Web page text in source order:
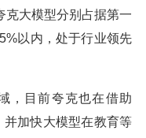
克大模型分别占据第一
以内，处于行业领先
，目前夸克也在借助
加快大模型在教育等